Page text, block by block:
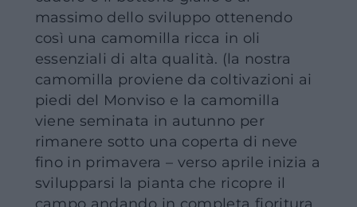
massimo dello sviluppo ottenendo
così una camomilla ricca in oli
essenziali di alta qualità. (la nostra
camomilla proviene da coltivazioni ai
piedi del Monviso e la camomilla
viene seminata in autunno per
rimanere sotto una coperta di neve
fino in primavera – verso aprile inizia a
svilupparsi la pianta che ricopre il